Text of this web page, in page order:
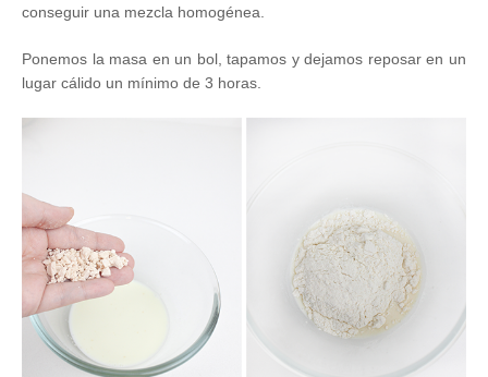
conseguir una mezcla homogénea.
Ponemos la masa en un bol, tapamos y dejamos reposar en un
lugar cálido un mínimo de 3 horas.